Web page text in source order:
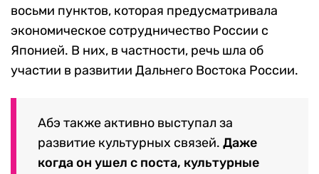
восьми пунктов, которая предусматривала
экономическое сотрудничество России с
Японией. В них, в частности, речь шла об
участии в развитии Дальнего Востока России.
Абэ также активно выступал за
развитие культурных связей. Даже
когда он ушел с поста, культурные